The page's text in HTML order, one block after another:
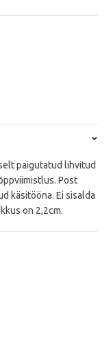
paigutatud lihvitud
Post
käsitööna. Ei sisalda
on 2,2cm.